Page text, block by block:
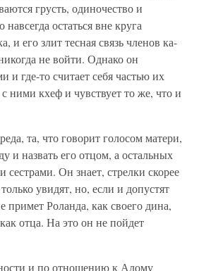
грусть, одиночество и
остаться вне круга
и его злит тесная связь членов ка-
не войти. Однако он
и где-то считает себя частью их
с ними кхеф и чувствует то же, что и
та, что говорит голосом матери,
и назвать его отцом, а остальных
Он знает, стрелки скорее
увидят, но, если и допустят
примет Роланда, как своего дина,
отца. На это он не пойдет
и по отношению к Алому